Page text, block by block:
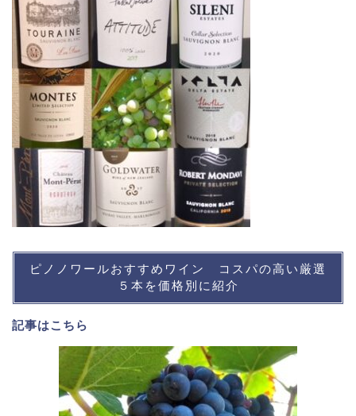
ピノノワールおすすめワイン コスパの高い厳選
５本を価格別に紹介
記事はこちら